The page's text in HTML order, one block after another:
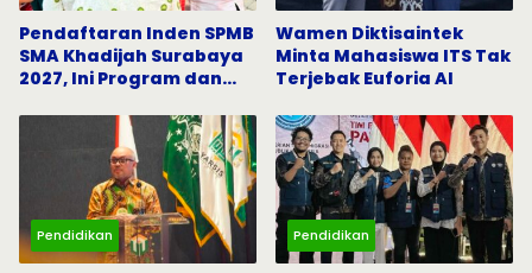
Pendaftaran Inden SPMB
SMA Khadijah Surabaya
2027, Ini Program dan
Wamen Diktisaintek
Minta Mahasiswa ITS Tak
Terjebak Euforia AI
Pendidikan Pendidikan